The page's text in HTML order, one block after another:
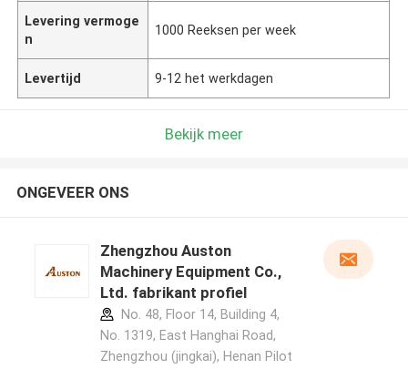
Levering vermoge
n
1000 Reeksen per week
Levertijd 9-12 het werkdagen
Bekijk meer
ONGEVEER ONS
Zhengzhou Auston
Machinery Equipment Co.,
Ltd. fabrikant profiel
No. 48, Floor 14, Building 4,
No. 1319, East Hanghai Road,
Zhengzhou (jingkai), Henan Pilot